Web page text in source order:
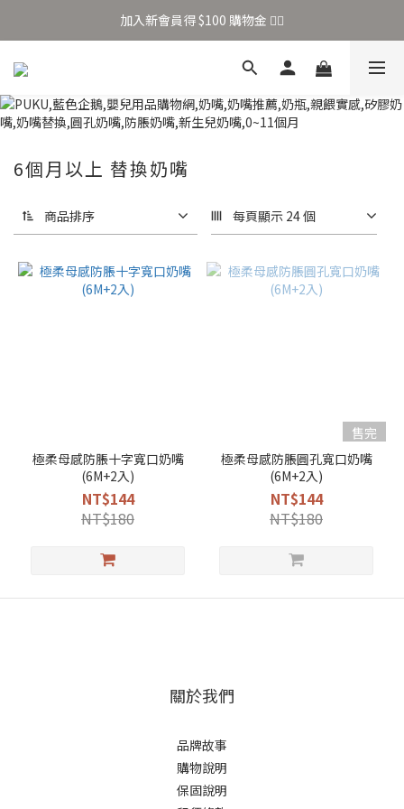
加入新會員得 $100 購物金 👉🏻
加入新會員得 $100 購物金 👉🏻
全站滿 $699 享免運
加入新會員得 $100 購物金 👉🏻
6個月以上 替換奶嘴
商品排序 每頁顯示 24 個
極柔母感防脹十字寬口奶嘴
(6M+2入)
NT$144
NT$180
售完
極柔母感防脹圓孔寬口奶嘴
(6M+2入)
NT$144
NT$180
關於我們
品牌故事
購物說明
保固說明